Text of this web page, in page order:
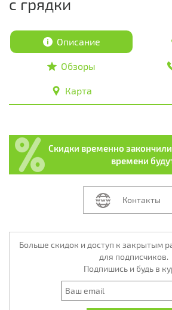
с грядки
Описание
Обзоры
Карта
Скидки временно
времени
Контакты
Больше скидок и доступ к закрытым
для подписчиков.
Подпишись и будь в